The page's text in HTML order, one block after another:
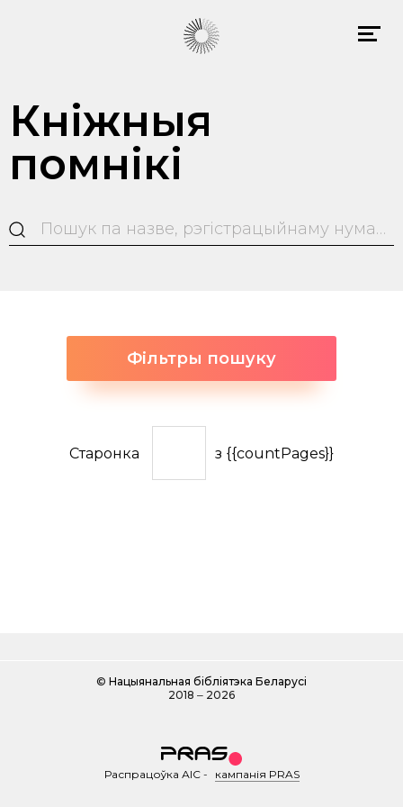
Кніжныя
помнікі
Фільтры пошуку
Старонка з {{countPages}}
© Нацыянальная бібліятэка Беларусі
2018 ‒ 2026
Распрацоўка АІС- кампанія PRAS